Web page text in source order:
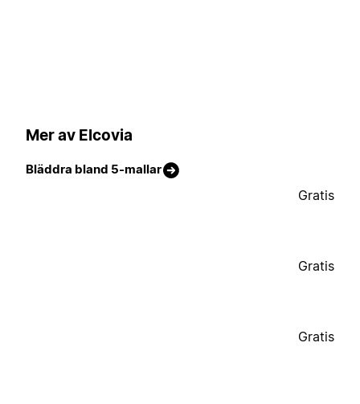
Mer av Elcovia
Bläddra bland 5-mallar
Gratis
Gratis
Gratis